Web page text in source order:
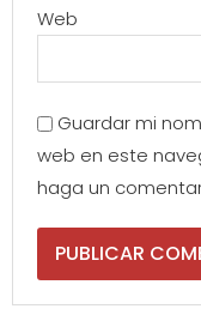
Web
Guardar mi
web en este
haga un